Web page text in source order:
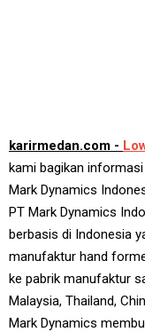
karirmedan.com -
kami bagikan
Mark Dynamics
PT Mark Dynamics
berbasis di Indonesia
manufaktur hand
ke pabrik manufaktur
Malaysia, Thailand,
Mark Dynamics